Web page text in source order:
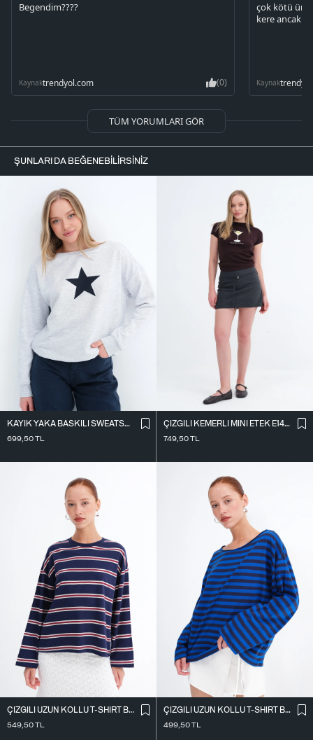
Begendim????
Kaynaktrendyol.com (0)
çok kötü
kere ancak
Kaynak
TÜM YORUMLARI GÖR
ŞUNLARI DA BEĞENEBILIRSINIZ
KAYIK YAKA BASKILI SWEATSHIRT S10662
699,50TL
ÇIZGILI KEMERLI MINI ETEK E1428
749,50TL
ÇIZGILI UZUN KOLLU T-SHIRT B10749
549,50TL
ÇIZGILI UZUN KOLLU T-SHIRT B10755
499,50TL